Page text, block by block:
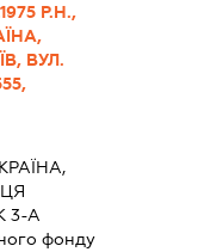
Р.Н.,
ВУЛ.
3-А
фонду